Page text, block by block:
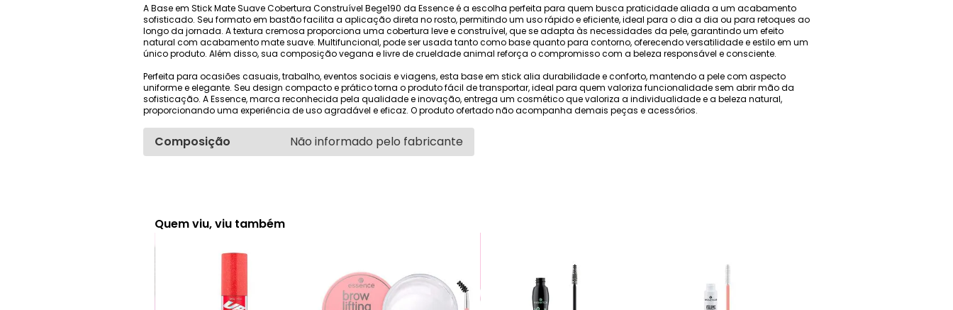
A Base em Stick Mate Suave Cobertura Construível Bege190 da Essence é a escolha perfeita para quem busca praticidade aliada a um acabamento
sofisticado. Seu formato em bastão facilita a aplicação direta no rosto, permitindo um uso rápido e eficiente, ideal para o dia a dia ou para retoques ao
longo da jornada. A textura cremosa proporciona uma cobertura leve e construível, que se adapta às necessidades da pele, garantindo um efeito
natural com acabamento mate suave. Multifuncional, pode ser usada tanto como base quanto para contorno, oferecendo versatilidade e estilo em um
único produto. Além disso, sua composição vegana e livre de crueldade animal reforça o compromisso com a beleza responsável e consciente.
Perfeita para ocasiões casuais, trabalho, eventos sociais e viagens, esta base em stick alia durabilidade e conforto, mantendo a pele com aspecto
uniforme e elegante. Seu design compacto e prático torna o produto fácil de transportar, ideal para quem valoriza funcionalidade sem abrir mão da
sofisticação. A Essence, marca reconhecida pela qualidade e inovação, entrega um cosmético que valoriza a individualidade e a beleza natural,
proporcionando uma experiência de uso agradável e eficaz. O produto ofertado não acompanha demais peças e acessórios.
Composição Não informado pelo fabricante
Quem viu, viu também